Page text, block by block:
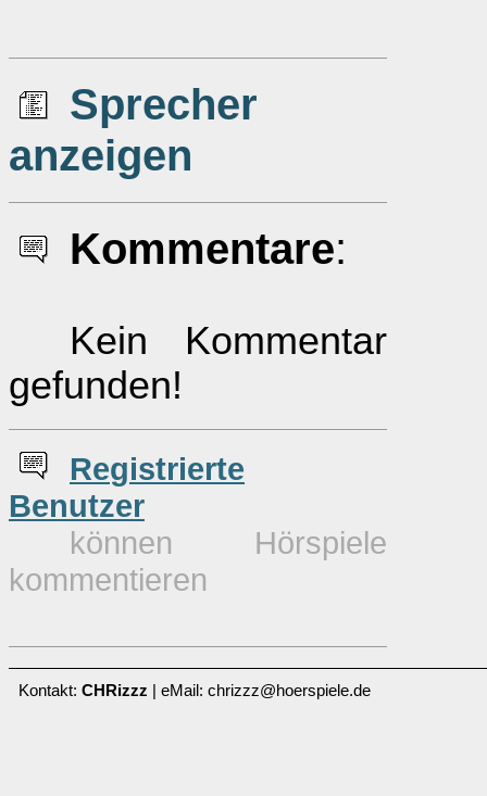
Sprecher
anzeigen
Kommentare:
Kein Kommentar
gefunden!
Registrierte
Benutzer
können Hörspiele
kommentieren
Kontakt: CHRizzz | eMail: chrizzz@hoerspiele.de